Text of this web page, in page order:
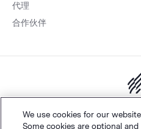
代理
合作伙伴
We use cookies for our
Some cookies are optional and